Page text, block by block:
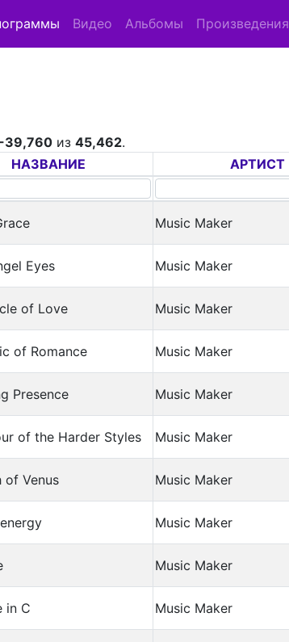
Видео Альбомы Произведения
39,760 из45,462.
НАЗВАНИЕ АРТИСТ
Music Maker
Eyes Music Maker
of Love Music Maker
of Romance Music Maker
Presence Music Maker
of the Harder Styles Music Maker
of Venus Music Maker
Music Maker
Music Maker
in C Music Maker